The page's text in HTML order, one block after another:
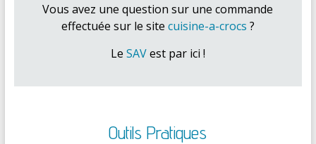
Vous avez une question sur une commande
effectuée sur le site cuisine-a-crocs ?
Le SAVest par ici !
Outils Pratiques